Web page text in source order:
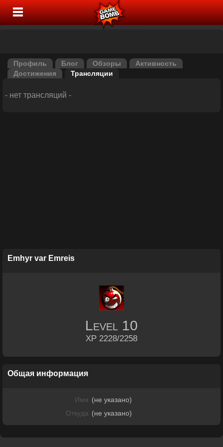
Профиль Блог Обзоры
Активность
Достижения
Трансляции
- нет трансляций -
Emhyr var Emreis
Level 10
XP 2228/2258
Общая информация
Имя (не указано)
Откуда (не указано)